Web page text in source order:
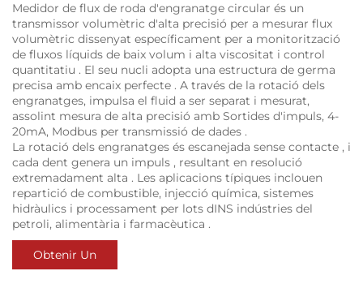
Medidor de flux de roda d'engranatge circular és un
transmissor volumètric d'alta precisió per a mesurar flux
volumètric dissenyat específicament per a monitorització
de fluxos líquids de baix volum i alta viscositat i control
quantitatiu . El seu nucli adopta una estructura de germa
precisa amb encaix perfecte . A través de la rotació dels
engranatges, impulsa el fluid a ser separat i mesurat,
assolint mesura de alta precisió amb Sortides d'impuls, 4-
20mA, Modbus per transmissió de dades .
La rotació dels engranatges és escanejada sense contacte , i
cada dent genera un impuls , resultant en resolució
extremadament alta . Les aplicacions típiques inclouen
repartició de combustible, injecció química, sistemes
hidràulics i processament per lots dINS indústries del
petroli, alimentària i farmacèutica .
Obtenir Un